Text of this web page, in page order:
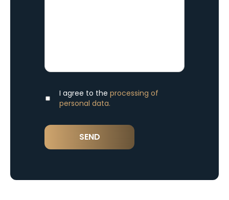
I agree to the processing of
personal data.
SEND